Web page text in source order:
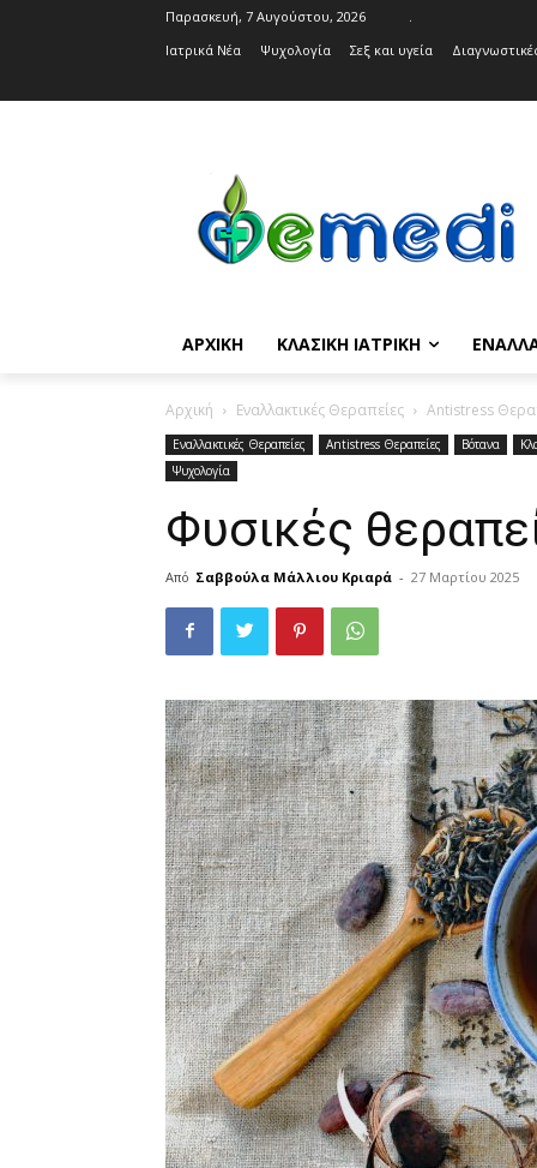
Παρασκευή, 7 Αυγούστου, 2026
.
Ιατρικά Νέα
Ψυχολογία Σεξ και υγεία
ΑΡΧΙΚΉ ΚΛΑΣΙΚΉ ΙΑΤΡΙΚΉ
Αρχική Εναλλακτικές Θεραπείες Antistress
Εναλλακτικές Θεραπείες Antistress Θεραπείες Βότανα
Ψυχολογία
Φυσικές
Από Σαββούλα Μάλλιου Κριαρά - 27 Μαρτίου 2025